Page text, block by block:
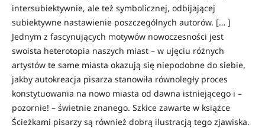
intersubiektywnie, ale też symbolicznej, odbijającej
subiektywne nastawienie poszczególnych autorów. [… ]
Jednym z fascynujących motywów nowoczesności jest
swoista heterotopia naszych miast – w ujęciu różnych
artystów te same miasta okazują się niepodobne do siebie,
jakby autokreacja pisarza stanowiła równoległy proces
konstytuowania na nowo miasta od dawna istniejącego i –
pozornie! – świetnie znanego. Szkice zawarte w książce
Ścieżkami pisarzy są również dobrą ilustracją tego zjawiska.